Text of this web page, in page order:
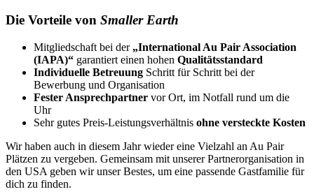
Die Vorteile von Smaller Earth
Mitgliedschaft bei der „International Au Pair Association
(IAPA)“ garantiert einen hohen Qualitätsstandard
Individuelle Betreuung Schritt für Schritt bei der
Bewerbung und Organisation
Fester Ansprechpartner vor Ort, im Notfall rund um die
Uhr
Sehr gutes Preis-Leistungsverhältnis ohne versteckte Kosten
Wir haben auch in diesem Jahr wieder eine Vielzahl an Au Pair
Plätzen zu vergeben. Gemeinsam mit unserer Partnerorganisation in
den USA geben wir unser Bestes, um eine passende Gastfamilie für
dich zu finden.